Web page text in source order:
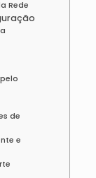
Rede
de
e